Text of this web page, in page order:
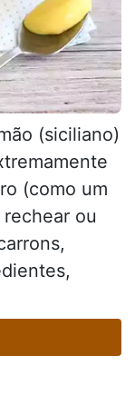
(siciliano)
(como um
ou